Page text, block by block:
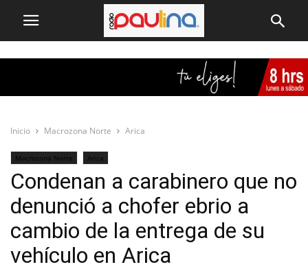
Inicio Macrozona Norte Arica
Macrozona Norte Arica
Condenan a carabinero que no
denunció a chofer ebrio a
cambio de la entrega de su
vehículo en Arica